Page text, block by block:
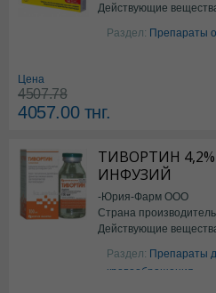
Действующие
Бензокаин
Раздел: Препараты
Цена
4507.78
4057.00тнг.
ТИВОРТИН
ИНФУЗИЙ
-Юрия-Фарм ООО
Страна
Действующие
Аргинин
Раздел: Препараты
кровообращения